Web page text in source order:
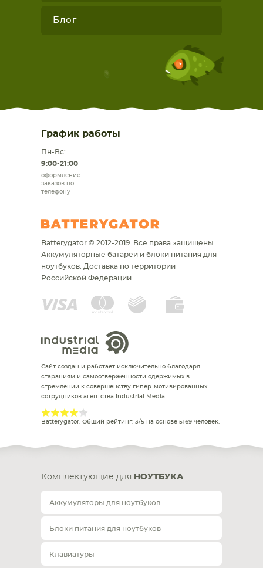
Блог
График работы
Пн-Вс:
9:00-21:00
оформление
заказов по
телефону
Batterygator © 2012-2019. Все права защищены.
Аккумуляторные батареи и блоки питания для
ноутбуков. Доставка по территории
Российской Федерации
Сайт создан и работает исключительно благодаря
стараниям и самоотверженности одержимых в
стремлении к совершенству гипер-мотивированных
сотрудников агентства Industrial Media
Batterygator. Общий рейтинг: 3/5 на основе 5169 человек.
Комплектующие для НОУТБУКА
Аккумуляторы для ноутбуков
Блоки питания для ноутбуков
Клавиатуры